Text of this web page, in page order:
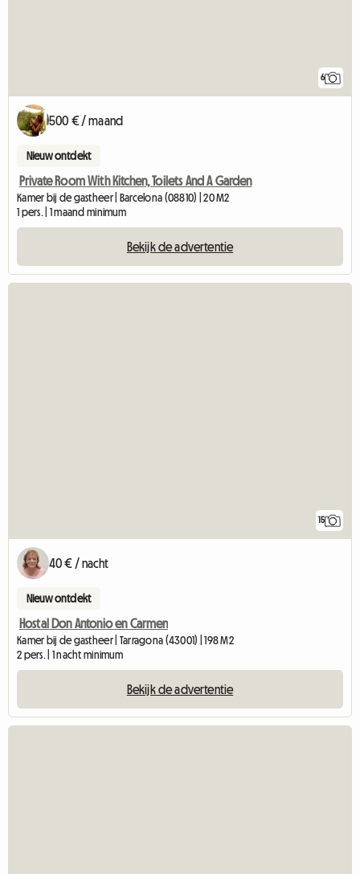
6
500 € / maand
Nieuw ontdekt
Private Room With Kitchen, Toilets And A Garden
Kamer bij de gastheer | Barcelona (08810) | 20 M2
1 pers. | 1 maand minimum
Bekijk de advertentie
15
40 € / nacht
Nieuw ontdekt
Hostal Don Antonio en Carmen
Kamer bij de gastheer | Tarragona (43001) | 198 M2
2 pers. | 1 nacht minimum
Bekijk de advertentie